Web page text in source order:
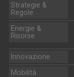
Strategie &
Regole
Energie &
Risorse
Innovazione
Mobilità